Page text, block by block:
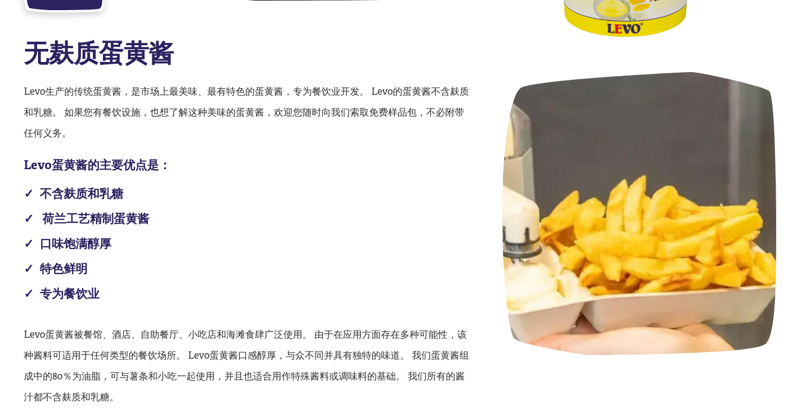
无麸质蛋黄酱
Levo生产的传统蛋黄酱，是市场上最美味、最有特色的蛋黄酱，专为餐饮业开发。 Levo的蛋黄酱不含麸质
和乳糖。 如果您有餐饮设施，也想了解这种美味的蛋黄酱，欢迎您随时向我们索取免费样品包，不必附带
任何义务。
Levo蛋黄酱的主要优点是：
不含麸质和乳糖
荷兰工艺精制蛋黄酱
口味饱满醇厚
特色鲜明
专为餐饮业
Levo蛋黄酱被餐馆、酒店、自助餐厅、小吃店和海滩食肆广泛使用。 由于在应用方面存在多种可能性，该
种酱料可适用于任何类型的餐饮场所。 Levo蛋黄酱口感醇厚，与众不同并具有独特的味道。 我们蛋黄酱组
成中的80％为油脂，可与薯条和小吃一起使用，并且也适合用作特殊酱料或调味料的基础。 我们所有的酱
汁都不含麸质和乳糖。